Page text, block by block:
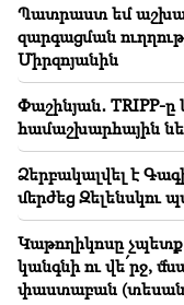
12:00
11 տարի առանց
բնակչուհին
համաշխարհային
11:34
Գիտնականները
տարբեր
միանման
11:00
Ո՛չ ուսուցչի
իդեալական դերը
Պատրաստ եմ
զարգացման
Միրզոյանին
Փաշինյան․ TRIPP-
համաշխարհային
Ձերբակալվել է
մերժեց Զելենսկու
Կաթողիկոսը
կանգնի ու վե՛րջ,
փաստաբան